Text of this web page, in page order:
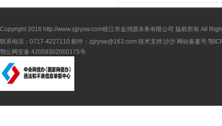
Copyright 2016 http://www.zjjrysw.com枝江市金润源水务有限公司 版权所有 All
联系电话：0717-4227110 邮件：zjjrysw@163.com 技术支持:沙沙 网站备案号:鄂
鄂公网安备 42058302000175号